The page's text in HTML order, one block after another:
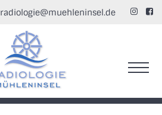
 
radiologie@muehleninsel.de